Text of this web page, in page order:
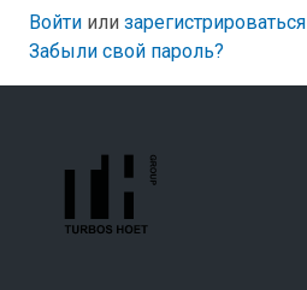
Войти или зарегистрироваться
Забыли свой пароль?